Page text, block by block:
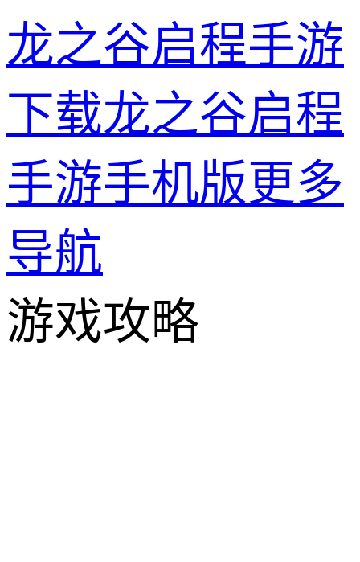
龙之谷启程手游
下载龙之谷启程
手游手机版更多
导航
游戏攻略